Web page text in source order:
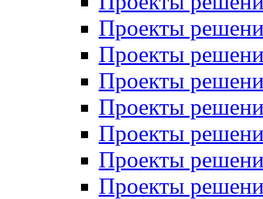
Проекты
Проекты
Проекты
Проекты
Проекты
Проекты
Проекты